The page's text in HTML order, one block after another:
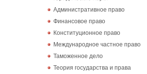
Административное право
Финансовое право
Конституционное право
Международное частное право
Таможенное дело
Теория государства и права